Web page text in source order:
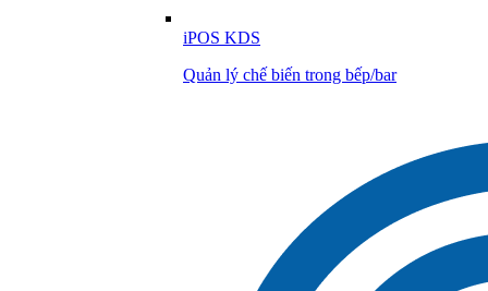
iPOS KDS
Quản lý chế biến trong bếp/bar